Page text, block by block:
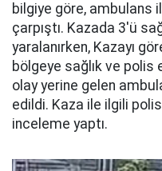
bilgiye göre, ambulans
çarpıştı. Kazada 3'ü
yaralanırken, Kazayı
bölgeye sağlık ve polis
olay yerine gelen
edildi. Kaza ile ilgili
inceleme yaptı.